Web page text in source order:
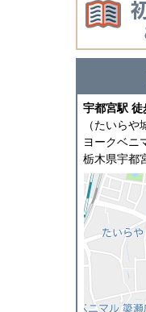
宇都宮駅 徒
（たいらや
ヨークベニ
栃木県宇都